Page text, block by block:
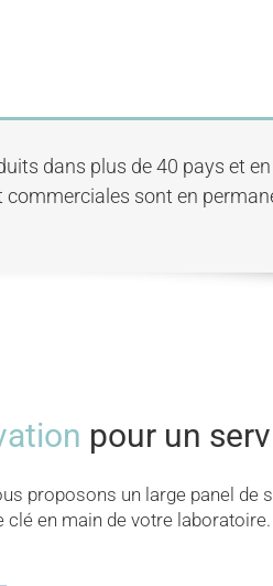
dans plus de 40 pays et
sont en
pour un
proposons un large panel de
en main de votre laboratoire.